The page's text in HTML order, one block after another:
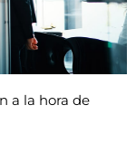
a la hora de